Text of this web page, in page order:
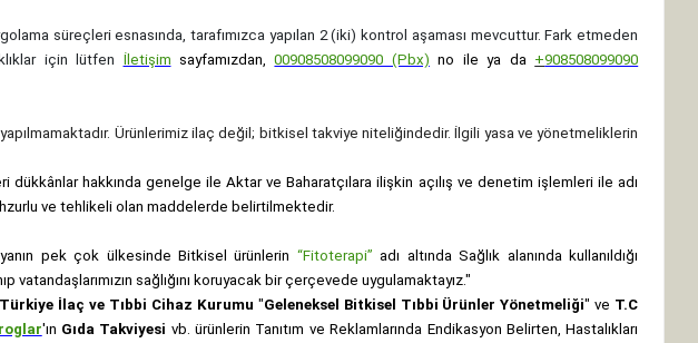
süreçleri esnasında, tarafımızca yapılan 2 (iki) kontrol aşaması mevcuttur. Fark etmeden
için lütfen İletişim sayfamızdan,00908508099090 (Pbx) no ile ya da +908508099090
Ürünlerimiz ilaç değil; bitkisel takviye niteliğindedir. İlgili yasa ve yönetmeliklerin
dükkânlar hakkında genelge ile Aktar ve Baharatçılara ilişkin açılış ve denetim işlemleri ile adı
ve tehlikeli olan maddelerde belirtilmektedir.
pek çok ülkesinde Bitkisel ürünlerin “Fitoterapi” adı altında Sağlık alanında kullanıldığı
vatandaşlarımızın sağlığını koruyacak bir çerçevede uygulamaktayız."
Türkiye İlaç ve Tıbbi Cihaz Kurumu "Geleneksel Bitkisel Tıbbi Ürünler Yönetmeliği" ve T.C
'ın Gıda Takviyesi vb. ürünlerin Tanıtım ve Reklamlarında Endikasyon Belirten, Hastalıkları